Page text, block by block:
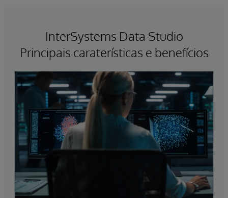
InterSystems Data Studio
Principais caraterísticas e benefícios